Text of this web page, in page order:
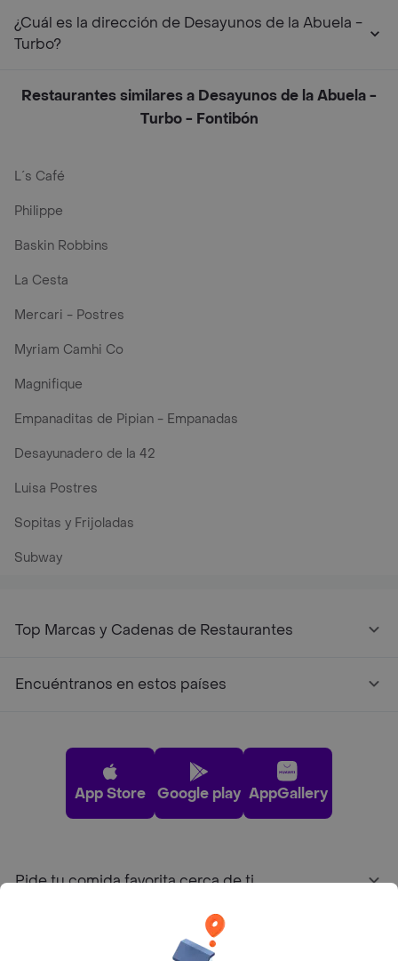
¿Cuál es la dirección de Desayunos de la Abuela -
Turbo?
Restaurantes similares a Desayunos de la Abuela -
Turbo - Fontibón
L´s Café
Philippe
Baskin Robbins
La Cesta
Mercari - Postres
Myriam Camhi Co
Magnifique
Empanaditas de Pipian - Empanadas
Desayunadero de la 42
Luisa Postres
Sopitas y Frijoladas
Subway
Top Marcas y Cadenas de Restaurantes
Encuéntranos en estos países
App Store Google play AppGallery
Pide tu comida favorita cerca de ti